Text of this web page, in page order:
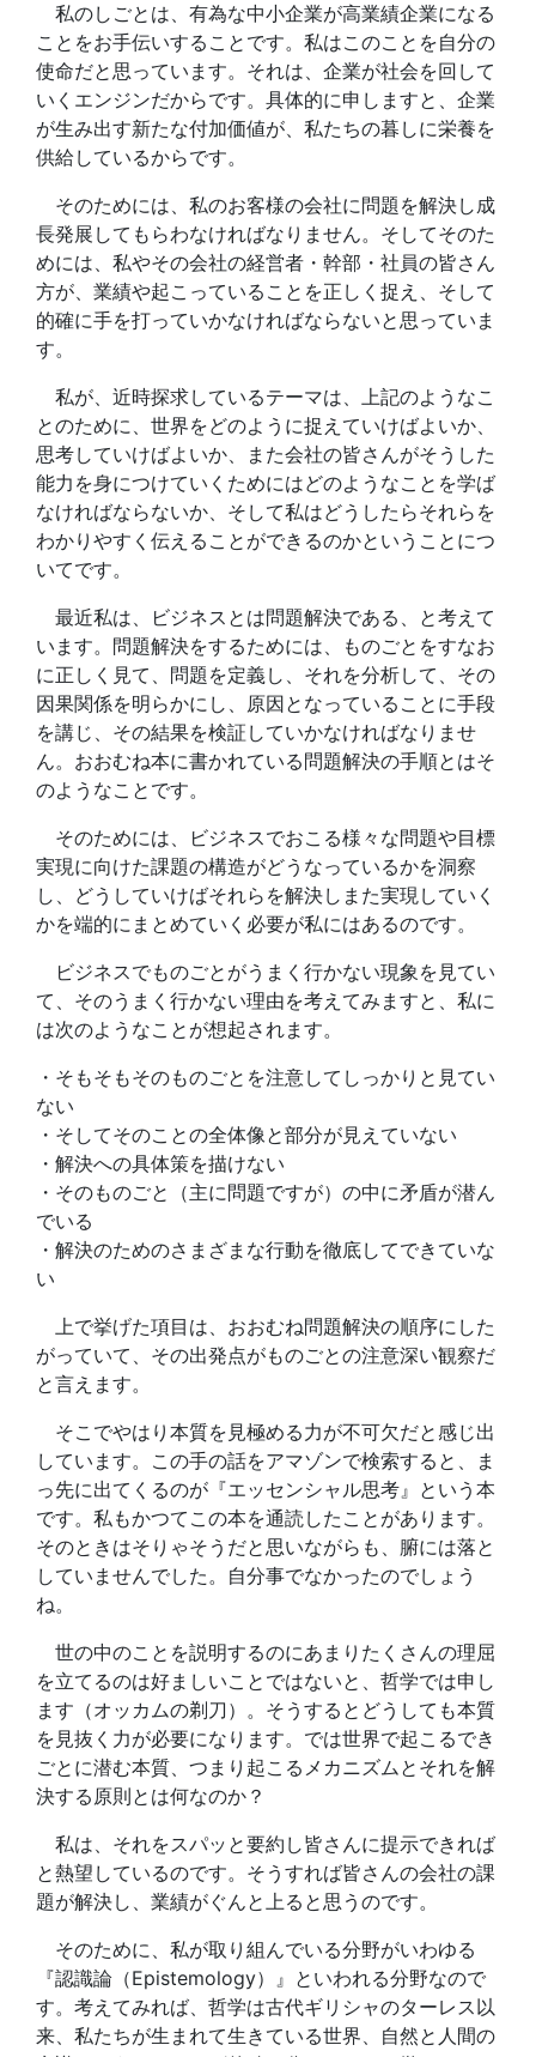
私のしごとは、有為な中小企業が高業績企業になる
ことをお手伝いすることです。私はこのことを自分の
使命だと思っています。それは、企業が社会を回して
いくエンジンだからです。具体的に申しますと、企業
が生み出す新たな付加価値が、私たちの暮しに栄養を
供給しているからです。
そのためには、私のお客様の会社に問題を解決し成
長発展してもらわなければなりません。そしてそのた
めには、私やその会社の経営者・幹部・社員の皆さん
方が、業績や起こっていることを正しく捉え、そして
的確に手を打っていかなければならないと思っていま
す。
私が、近時探求しているテーマは、上記のようなこ
とのために、世界をどのように捉えていけばよいか、
思考していけばよいか、また会社の皆さんがそうした
能力を身につけていくためにはどのようなことを学ば
なければならないか、そして私はどうしたらそれらを
わかりやすく伝えることができるのかということにつ
いてです。
最近私は、ビジネスとは問題解決である、と考えて
います。問題解決をするためには、ものごとをすなお
に正しく見て、問題を定義し、それを分析して、その
因果関係を明らかにし、原因となっていることに手段
を講じ、その結果を検証していかなければなりませ
ん。おおむね本に書かれている問題解決の手順とはそ
のようなことです。
そのためには、ビジネスでおこる様々な問題や目標
実現に向けた課題の構造がどうなっているかを洞察
し、どうしていけばそれらを解決しまた実現していく
かを端的にまとめていく必要が私にはあるのです。
ビジネスでものごとがうまく行かない現象を見てい
て、そのうまく行かない理由を考えてみますと、私に
は次のようなことが想起されます。
・そもそもそのものごとを注意してしっかりと見てい
ない
・そしてそのことの全体像と部分が見えていない
・解決への具体策を描けない
・そのものごと（主に問題ですが）の中に矛盾が潜ん
でいる
・解決のためのさまざまな行動を徹底してできていな
い
上で挙げた項目は、おおむね問題解決の順序にした
がっていて、その出発点がものごとの注意深い観察だ
と言えます。
そこでやはり本質を見極める力が不可欠だと感じ出
しています。この手の話をアマゾンで検索すると、ま
っ先に出てくるのが『エッセンシャル思考』という本
です。私もかつてこの本を通読したことがあります。
そのときはそりゃそうだと思いながらも、腑には落と
していませんでした。自分事でなかったのでしょう
ね。
世の中のことを説明するのにあまりたくさんの理屈
を立てるのは好ましいことではないと、哲学では申し
ます（オッカムの剃刀）。そうするとどうしても本質
を見抜く力が必要になります。では世界で起こるでき
ごとに潜む本質、つまり起こるメカニズムとそれを解
決する原則とは何なのか？
私は、それをスパッと要約し皆さんに提示できれば
と熱望しているのです。そうすれば皆さんの会社の課
題が解決し、業績がぐんと上ると思うのです。
そのために、私が取り組んでいる分野がいわゆる
『認識論（Epistemology）』といわれる分野なので
す。考えてみれば、哲学は古代ギリシャのターレス以
来、私たちが生まれて生きている世界、自然と人間の